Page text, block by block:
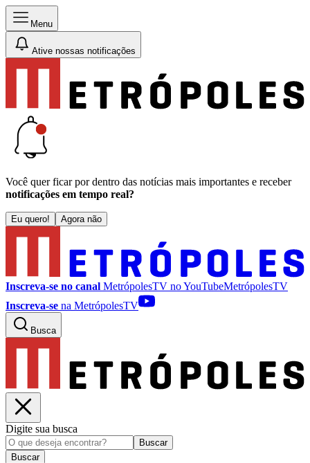
Menu
Ative nossas notificações
Você quer ficar por dentro das notícias mais importantes e receber
notificações em tempo real?
Eu quero! Agora não
Inscreva-se no canal MetrópolesTV noYouTubeMetrópolesTV
Inscreva-se na MetrópolesTV
Busca
Digite sua busca
Buscar
Buscar